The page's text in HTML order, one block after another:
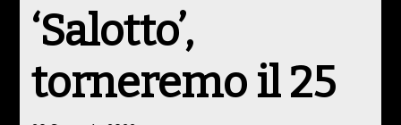
‘Salotto’,
torneremo il 25